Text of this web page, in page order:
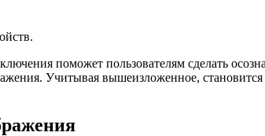
поможет пользователям сделать
Учитывая вышеизложенное,